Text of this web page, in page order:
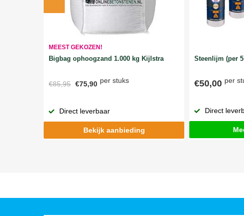
MEEST GEKOZEN!
Bigbag ophoogzand 1.000 kg Kijlstra
€85,95 €75,90 per stuks
Direct leverbaar
Bekijk aanbieding
Steenlijm (per
€50,00 per
Direct